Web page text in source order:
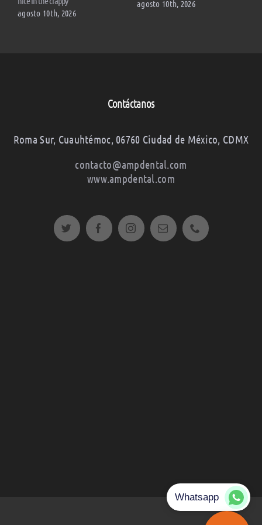
agosto 10th, 2026
agosto 10th, 2026
Contáctanos
Roma Sur, Cuauhtémoc, 06760 Ciudad de México, CDMX
contacto@ampdental.com
www.ampdental.com